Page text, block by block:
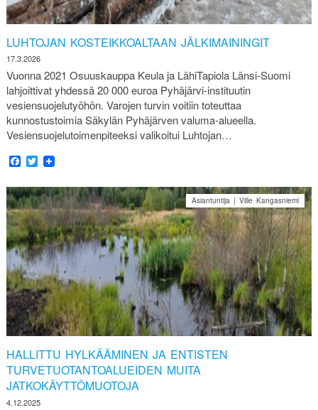
LUHTOJAN KOSTEIKKOALTAAN JÄLKIMAININGIT
17.3.2026
Vuonna 2021 Osuuskauppa Keula ja LähiTapiola Länsi-Suomi
lahjoittivat yhdessä 20 000 euroa Pyhäjärvi-instituutin
vesiensuojelutyöhön. Varojen turvin voitiin toteuttaa
kunnostustoimia Säkylän Pyhäjärven valuma‑alueella.
Vesiensuojelutoimenpiteeksi valikoitui Luhtojan…
Facebook
Twitter
HALLITTU HYLKÄÄMINEN JA ENTISTEN
TURVETUOTANTOALUEIDEN MUITA
JATKOKÄYTTÖMUOTOJA
4.12.2025
Asiantuntija | Ville Kangasniemi